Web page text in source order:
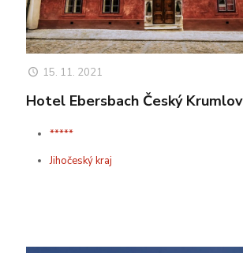
15. 11. 2021
Hotel Ebersbach Český Krumlov
*****
Jihočeský kraj